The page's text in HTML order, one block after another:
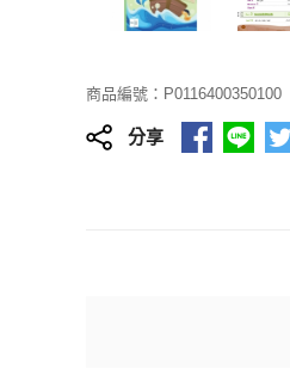
商品編號：P0116400350100
分享